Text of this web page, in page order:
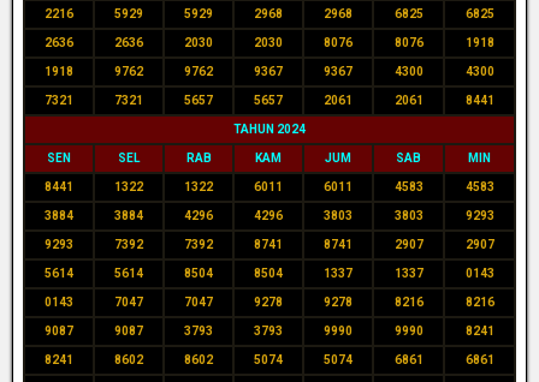
2216 5929 5929 2968 2968 6825 6825
2636 2636 2030 2030 8076 8076 1918
1918 9762 9762 9367 9367 4300 4300
7321 7321 5657 5657 2061 2061 8441
TAHUN 2024
SEN SEL RAB KAM JUM SAB MIN
8441 1322 1322 6011 6011 4583 4583
3884 3884 4296 4296 3803 3803 9293
9293 7392 7392 8741 8741 2907 2907
5614 5614 8504 8504 1337 1337 0143
0143 7047 7047 9278 9278 8216 8216
9087 9087 3793 3793 9990 9990 8241
8241 8602 8602 5074 5074 6861 6861